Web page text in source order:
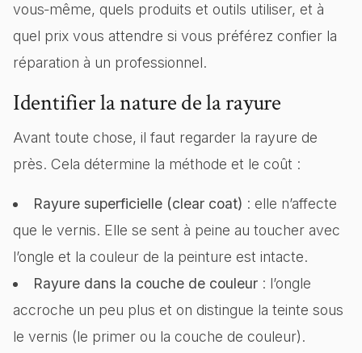
vous‑même, quels produits et outils utiliser, et à
quel prix vous attendre si vous préférez confier la
réparation à un professionnel.
Identifier la nature de la rayure
Avant toute chose, il faut regarder la rayure de
près. Cela détermine la méthode et le coût :
Rayure superficielle (clear coat) : elle n’affecte
que le vernis. Elle se sent à peine au toucher avec
l’ongle et la couleur de la peinture est intacte.
Rayure dans la couche de couleur: l’ongle
accroche un peu plus et on distingue la teinte sous
le vernis (le primer ou la couche de couleur).